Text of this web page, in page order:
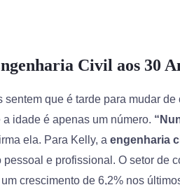
Civil aos 30
que é tarde para mudar
idade é apenas um número.
ela. Para Kelly, aengenharia
e profissional. O setor de
crescimento de 6,2% nos